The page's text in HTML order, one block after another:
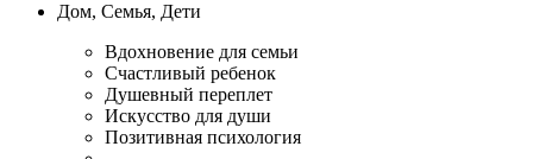
Дом, Семья, Дети
Вдохновение для семьи
Счастливый ребенок
Душевный переплет
Искусство для души
Позитивная психология